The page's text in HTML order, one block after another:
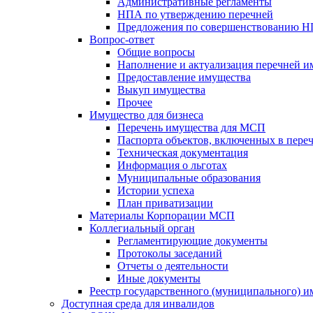
НПА по утверждению перечней
Предложения по совершенствованию
Вопрос-ответ
Общие вопросы
Наполнение и актуализация перечней
Предоставление имущества
Выкуп имущества
Прочее
Имущество для бизнеса
Перечень имущества для МСП
Паспорта объектов, включенных в
Техническая документация
Информация о льготах
Муниципальные образования
Истории успеха
План приватизации
Материалы Корпорации МСП
Коллегиальный орган
Регламентирующие документы
Протоколы заседаний
Отчеты о деятельности
Иные документы
Реестр государственного (муниципального)
Доступная среда для инвалидов